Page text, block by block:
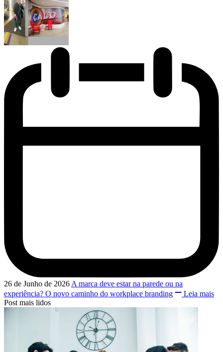
26 de Junho de 2026 A marca deve estar na parede ou na
experiência? O novo caminho do workplace branding
Leia mais
Post mais lidos